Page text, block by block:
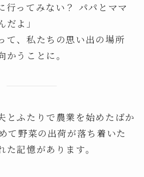
行ってみない？ パパとママ
よ」
て、私たちの思い出の場所
かうことに。
とふたりで農業を始めたばか
て野菜の出荷が落ち着いた
た記憶があります。